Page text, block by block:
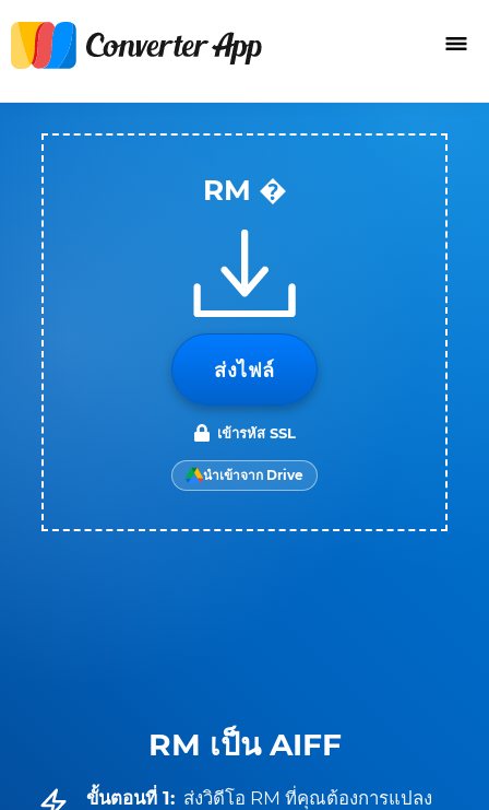
RM เป็น AIFF
ขั้นตอนที่ 1: ส่งวิดีโอ RM ที่คุณต้องการแปลง
RM �
ส่งไฟล์
เข้ารหัส SSL
นำเข้าจาก Drive